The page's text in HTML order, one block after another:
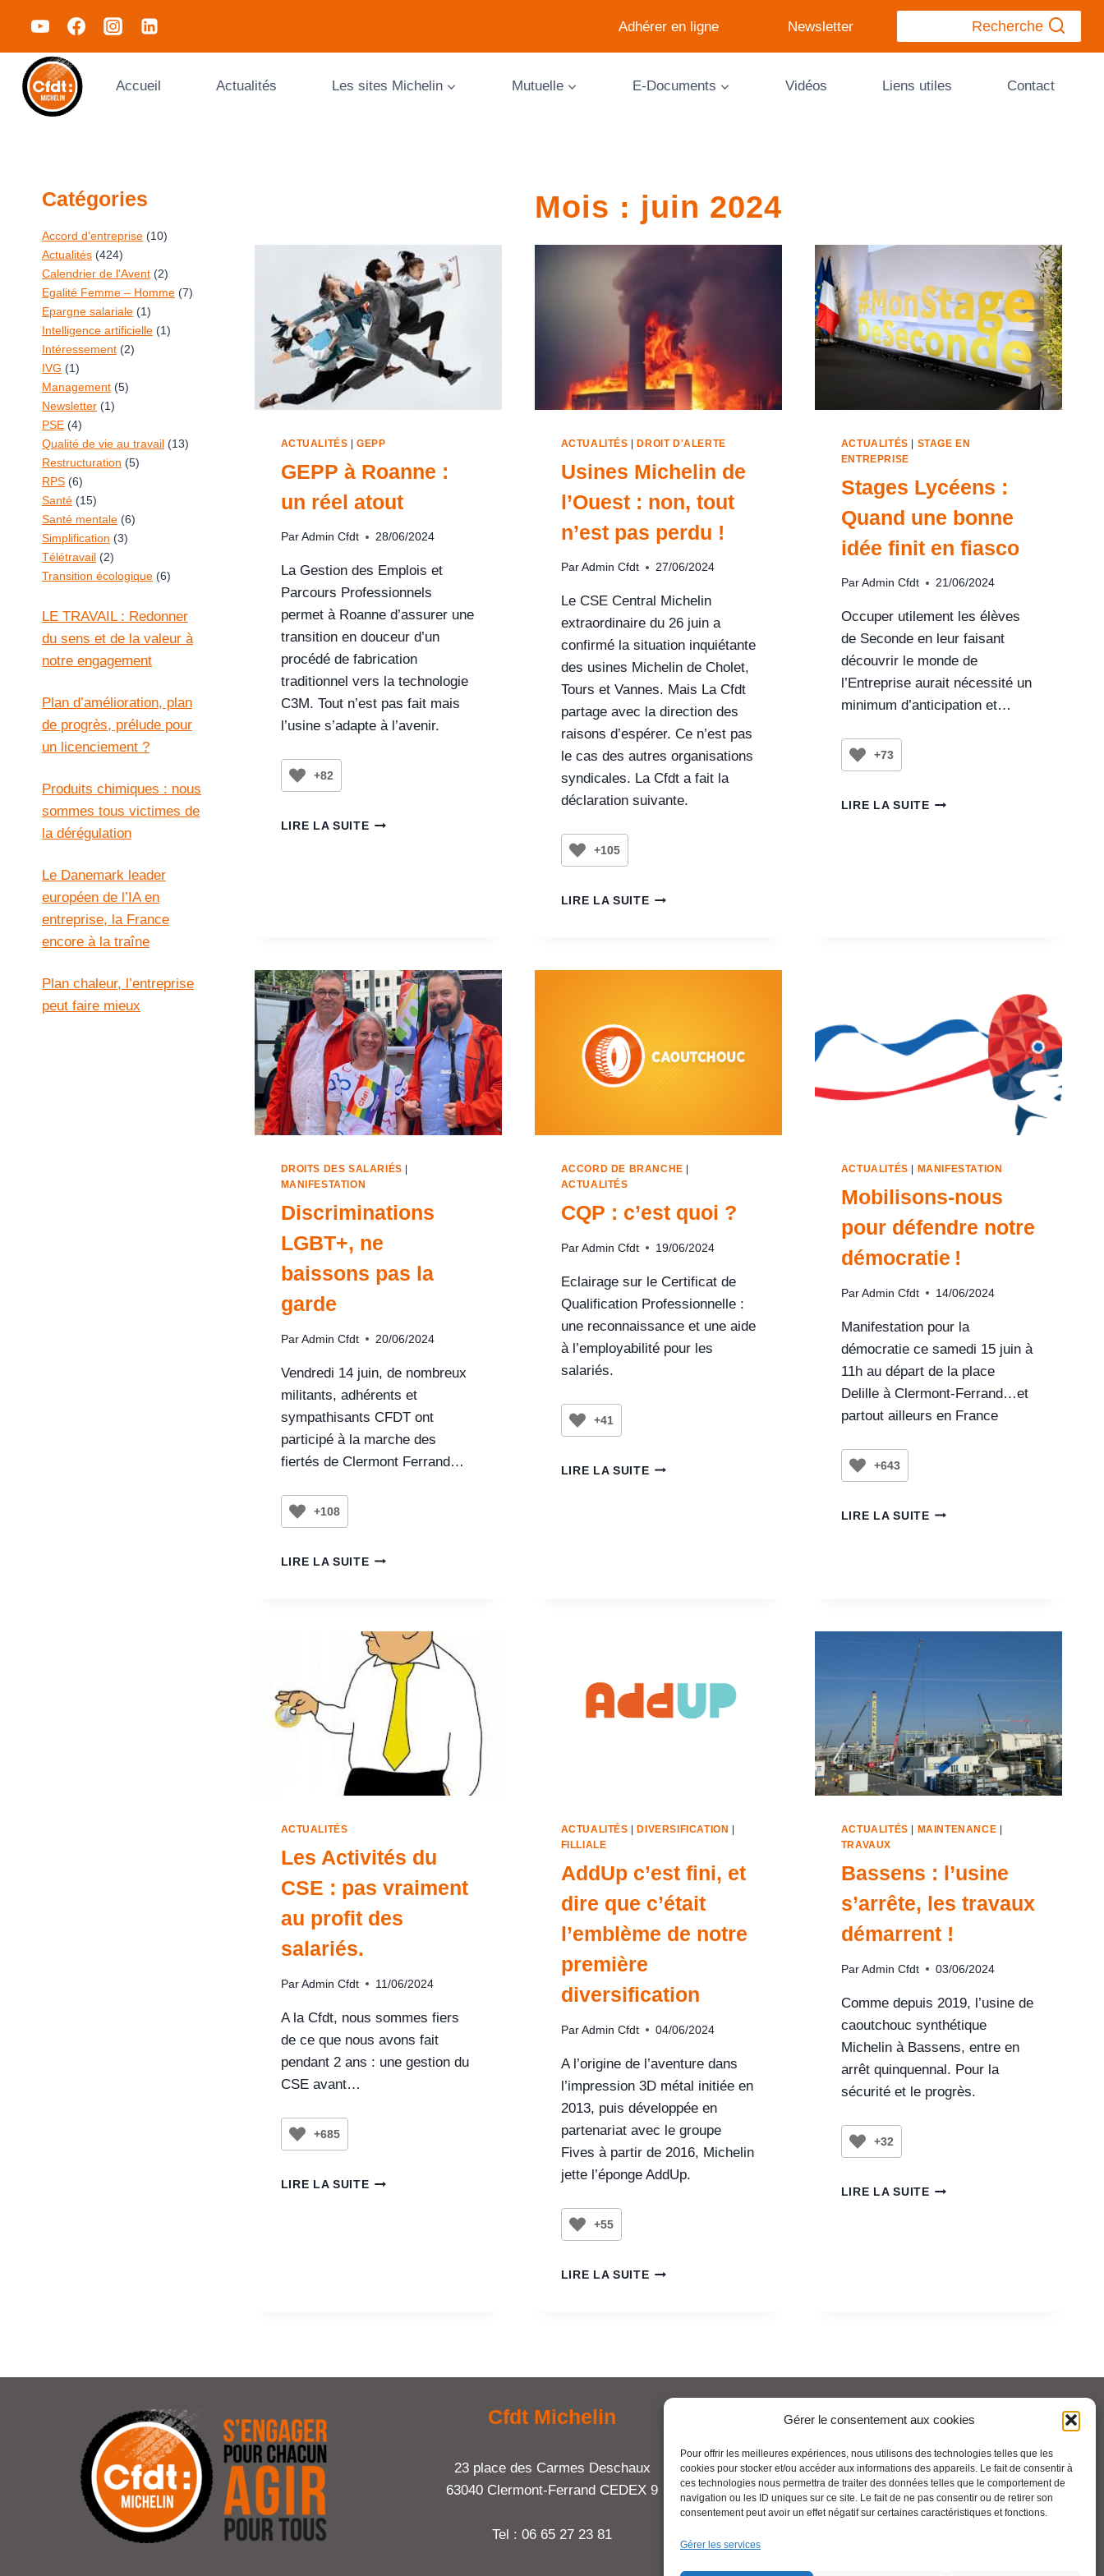
Gérer le consentement aux cookies
Pour offrir les meilleures expériences, nous utilisons des technologies telles que les
cookies pour stocker et/ou accéder aux informations des appareils. Le fait de consentir à
ces technologies nous permettra de traiter des données telles que le comportement de
navigation ou les ID uniques sur ce site. Le fait de ne pas consentir ou de retirer son
consentement peut avoir un effet négatif sur certaines caractéristiques et fonctions.
Gérer les services
Adhérer en ligne Newsletter Recherche
Accueil Actualités Les sites Michelin Mutuelle E-Documents Vidéos Liens utiles Contact
Mois : juin 2024
ACTUALITÉS |GEPP
GEPP à Roanne :
un réel atout
Par Admin Cfdt 28/06/2024
La Gestion des Emplois et
Parcours Professionnels
permet à Roanne d’assurer une
transition en douceur d’un
procédé de fabrication
traditionnel vers la technologie
C3M. Tout n’est pas fait mais
l’usine s’adapte à l’avenir.
+82
LIRE LA SUITE
ACTUALITÉS |DROIT D'ALERTE
Usines Michelin de
l’Ouest : non, tout
n’est pas perdu !
Par Admin Cfdt 27/06/2024
Le CSE Central Michelin
extraordinaire du 26 juin a
confirmé la situation inquiétante
des usines Michelin de Cholet,
Tours et Vannes. Mais La Cfdt
partage avec la direction des
raisons d’espérer. Ce n’est pas
le cas des autres organisations
syndicales. La Cfdt a fait la
déclaration suivante.
+105
LIRE LA SUITE
ACTUALITÉS | STAGE EN
ENTREPRISE
Stages Lycéens :
Quand une bonne
idée finit en fiasco
Par Admin Cfdt 21/06/2024
Occuper utilement les élèves
de Seconde en leur faisant
découvrir le monde de
l’Entreprise aurait nécessité un
minimum d’anticipation et…
+73
LIRE LA SUITE
DROITS DES SALARIÉS
MANIFESTATION
Discriminations
LGBT+, ne
baissons pas la
garde
Par Admin Cfdt 20/06/2024
Vendredi 14 juin, de nombreux
militants, adhérents et
sympathisants CFDT ont
participé à la marche des
fiertés de Clermont Ferrand…
+108
LIRE LA SUITE
ACCORD DE BRANCHE
ACTUALITÉS
CQP : c’est quoi ?
Par Admin Cfdt 19/06/2024
Eclairage sur le Certificat de
Qualification Professionnelle :
une reconnaissance et une aide
à l’employabilité pour les
salariés.
+41
LIRE LA SUITE
ACTUALITÉS MANIFESTATION
Mobilisons-nous
pour défendre notre
démocratie !
Par Admin Cfdt 14/06/2024
Manifestation pour la
démocratie ce samedi 15 juin à
11h au départ de la place
Delille à Clermont-Ferrand…et
partout ailleurs en France
+643
LIRE LA SUITE
ACTUALITÉS
Les Activités du
CSE : pas vraiment
au profit des
salariés.
Par Admin Cfdt 11/06/2024
A la Cfdt, nous sommes fiers
de ce que nous avons fait
pendant 2 ans : une gestion du
CSE avant…
+685
LIRE LA SUITE
ACTUALITÉS DIVERSIFICATION
FILLIALE
AddUp c’est fini, et
dire que c’était
l’emblème de notre
première
diversification
Par Admin Cfdt 04/06/2024
A l’origine de l’aventure dans
l’impression 3D métal initiée en
2013, puis développée en
partenariat avec le groupe
Fives à partir de 2016, Michelin
jette l’éponge AddUp.
+55
LIRE LA SUITE
ACTUALITÉS MAINTENANCE
TRAVAUX
Bassens : l’usine
s’arrête, les travaux
démarrent !
Par Admin Cfdt 03/06/2024
Comme depuis 2019, l’usine de
caoutchouc synthétique
Michelin à Bassens, entre en
arrêt quinquennal. Pour la
sécurité et le progrès.
+32
LIRE LA SUITE
Catégories
Accord d'entreprise (10)
Actualités (424)
Calendrier de l'Avent (2)
Egalité Femme – Homme (7)
Epargne salariale (1)
Intelligence artificielle (1)
Intéressement (2)
IVG (1)
Management (5)
Newsletter (1)
PSE (4)
Qualité de vie au travail (13)
Restructuration (5)
RPS (6)
Santé (15)
Santé mentale (6)
Simplification (3)
Télétravail (2)
Transition écologique (6)
LE TRAVAIL : Redonner
du sens et de la valeur à
notre engagement
Plan d’amélioration, plan
de progrès, prélude pour
un licenciement ?
Produits chimiques : nous
sommes tous victimes de
la dérégulation
Le Danemark leader
européen de l’IA en
entreprise, la France
encore à la traîne
Plan chaleur, l’entreprise
peut faire mieux
Cfdt Michelin
23 place des Carmes Deschaux
63040 Clermont-Ferrand CEDEX 9
Tel : 06 65 27 23 81
Pour aller plus loin :
Cfdt.fr
Se syndiquer en ligne